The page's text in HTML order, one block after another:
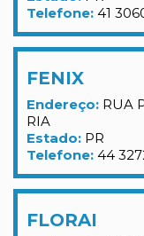
Telefone: 41
FENIX
Endereço: RUA
RIA
Estado: PR
Telefone: 44
FLORAI